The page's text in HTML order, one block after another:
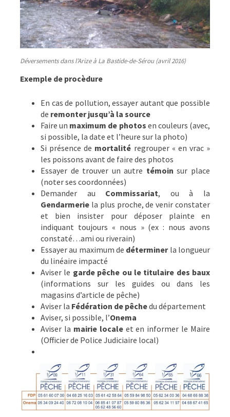
Déversements dans l’Arize à La Bastide-de-Sérou (avril 2016)
Exemple de procèdure
En cas de pollution, essayer autant que possible
de remonter jusqu’à la source
Faire un maximum de photos en couleurs (avec,
si possible, la date et l’heure sur la photo)
Si présence de mortalité regrouper « en vrac »
les poissons avant de faire des photos
Essayer de trouver un autre témoin sur place
(noter ses coordonnées)
Demander au Commissariat, ou à la
Gendarmerie la plus proche, de venir constater
et bien insister pour déposer plainte en
indiquant toujours « nous » (ex : nous avons
constaté…ami ou riverain)
Essayer au maximum de déterminerla longueur
du linéaire impacté
Aviser le garde pêche ou le titulaire des baux
(informations sur les guides ou dans les
magasins d’article de pêche)
Aviser la Fédération de pêchedu département
Aviser, si possible, l’Onema
Aviser la mairie localeet en informer le Maire
(Officier de Police Judiciaire local)